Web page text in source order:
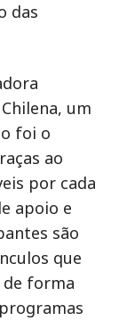
das
um
foi o
ao
por cada
apoio e
são
que
forma